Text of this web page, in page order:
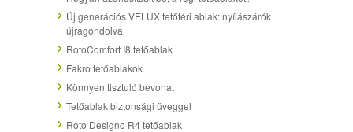
Új generációs VELUX tetőtéri ablak: nyílászárók
újragondolva
RotoComfort I8 tetőablak
Fakro tetőablakok
Könnyen tisztuló bevonat
Tetőablak biztonsági üveggel
Roto Designo R4 tetőablak